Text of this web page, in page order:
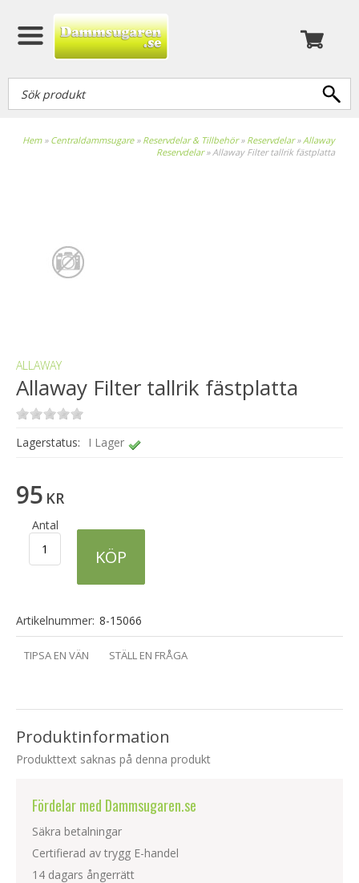
Hem» Centraldammsugare» Reservdelar & Tillbehör» Reservdelar» Allaway
Reservdelar» Allaway Filter tallrik fästplatta
ALLAWAY
Allaway Filter tallrik fästplatta
Lagerstatus: I Lager
95 KR
Antal
KÖP
Artikelnummer: 8-15066
TIPSA EN VÄN STÄLL EN FRÅGA
Produktinformation
Produkttext saknas på denna produkt
Fördelar med Dammsugaren.se
Säkra betalningar
Certifierad av trygg E-handel
14 dagars ångerrätt